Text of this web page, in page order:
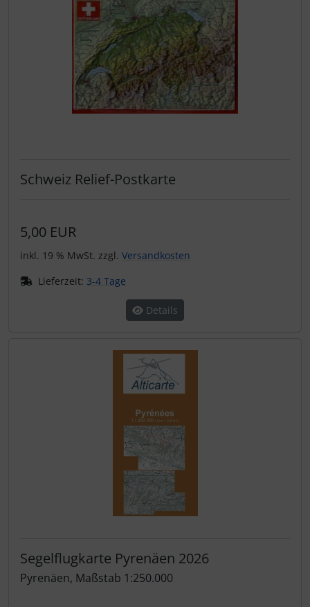
Schweiz Relief-Postkarte
5,00 EUR
inkl. 19 % MwSt. zzgl. Versandkosten
Lieferzeit: 3-4 Tage
Details
Segelflugkarte Pyrenäen 2026
Pyrenäen, Maßstab 1:250.000